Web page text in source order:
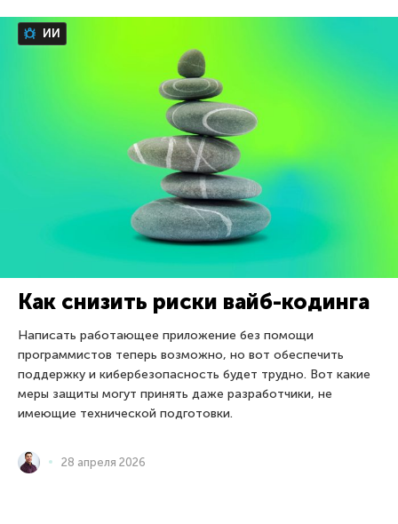
ИИ
Как снизить риски вайб-кодинга
Написать работающее приложение без помощи
программистов теперь возможно, но вот обеспечить
поддержку и кибербезопасность будет трудно. Вот какие
меры защиты могут принять даже разработчики, не
имеющие технической подготовки.
28 апреля 2026